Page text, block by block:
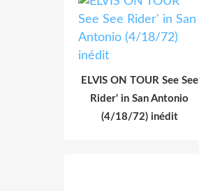
ELVIS ON TOUR See See
Rider' in San Antonio
(4/18/72) inédit